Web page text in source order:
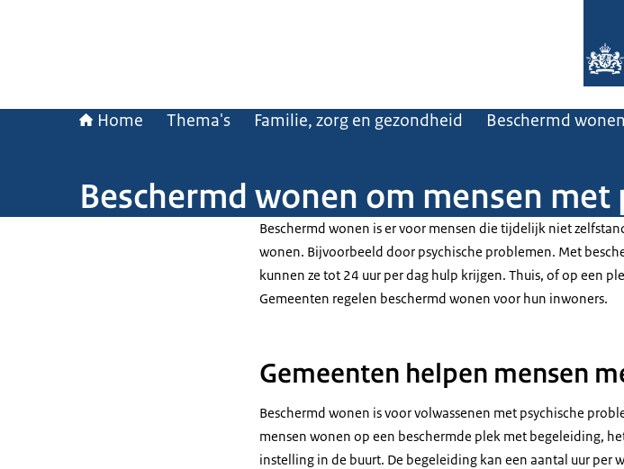
Home Thema's Familie, zorg en gezondheid Beschermd
Beschermd wonen om mensen
Beschermd wonen is er voor mensen die tijdelijk niet
wonen. Bijvoorbeeld door psychische problemen. Met
kunnen ze tot 24 uur per dag hulp krijgen. Thuis, of op een
Gemeenten regelen beschermd wonen voor hun inwoners.
Gemeenten helpen mensen
Beschermd wonen is voor volwassenen met psychische
mensen wonen op een beschermde plek met begeleiding,
instelling in de buurt. De begeleiding kan een aantal uur per